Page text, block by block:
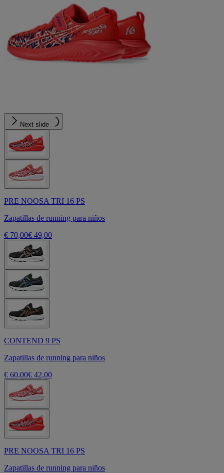
Next slide
PRE NOOSA TRI 16 PS
Zapatillas de running para niños
€ 70,00€ 49,00
CONTEND 9 PS
Zapatillas de running para niños
€ 60,00€ 42,00
PRE NOOSA TRI 16 PS
Zapatillas de running para niños